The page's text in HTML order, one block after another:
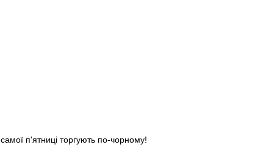
п'ятниці торгують по-чорному!